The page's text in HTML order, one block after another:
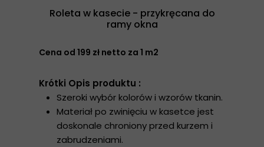
Roleta w kasecie - przykręcana do
ramy okna
Cena od 199 zł netto za 1 m2
Krótki Opis produktu :
Szeroki wybór kolorów i wzorów tkanin.
Materiał po zwinięciu w kasetce jest
doskonale chroniony przed kurzem i
zabrudzeniami.